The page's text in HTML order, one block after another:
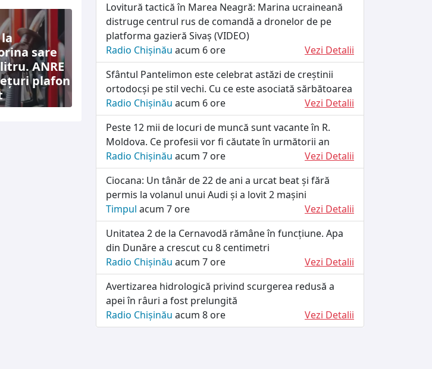
sare
ANRE
plafon
Lovitură tactică în Marea Neagră: Marina ucraineană
distruge centrul rus de comandă a dronelor de pe
platforma gazieră Sivaș (VIDEO)
Radio Chișinău acum 6 ore
Vezi Detalii
Sfântul Pantelimon este celebrat astăzi de creștinii
ortodocși pe stil vechi. Cu ce este asociată sărbătoarea
Radio Chișinău acum 6 ore
Vezi Detalii
Peste 12 mii de locuri de muncă sunt vacante în R.
Moldova. Ce profesii vor fi căutate în următorii an
Radio Chișinău acum 7 ore
Vezi Detalii
Ciocana: Un tânăr de 22 de ani a urcat beat și fără
permis la volanul unui Audi și a lovit 2 mașini
Timpul acum 7 ore
Vezi Detalii
Unitatea 2 de la Cernavodă rămâne în funcțiune. Apa
din Dunăre a crescut cu 8 centimetri
Radio Chișinău acum 7 ore
Vezi Detalii
Avertizarea hidrologică privind scurgerea redusă a
apei în râuri a fost prelungită
Radio Chișinău acum 8 ore Vezi Detalii